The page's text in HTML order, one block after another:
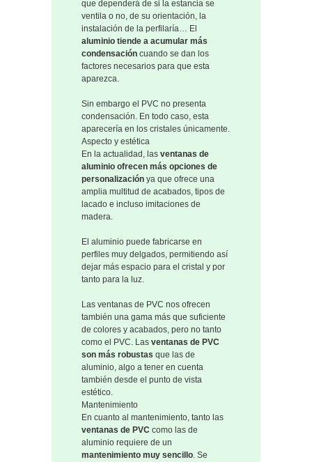
que dependerá de si la estancia se
ventila o no, de su orientación, la
instalación de la perfilaría… El
aluminio tiende a acumular más
condensación cuando se dan los
factores necesarios para que esta
aparezca.
Sin embargo el PVC no presenta
condensación. En todo caso, esta
aparecería en los cristales únicamente.
Aspecto y estética
En la actualidad, las ventanas de
aluminio ofrecen más opciones de
personalización ya que ofrece una
amplia multitud de acabados, tipos de
lacado e incluso imitaciones de
madera.
El aluminio puede fabricarse en
perfiles muy delgados, permitiendo así
dejar más espacio para el cristal y por
tanto para la luz.
Las ventanas de PVC nos ofrecen
también una gama más que suficiente
de colores y acabados, pero no tanto
como el PVC. Las ventanas de PVC
son más robustas que las de
aluminio, algo a tener en cuenta
también desde el punto de vista
estético.
Mantenimiento
En cuanto al mantenimiento, tanto las
ventanas de PVC como las de
aluminio requiere de un
mantenimiento muy sencillo. Se